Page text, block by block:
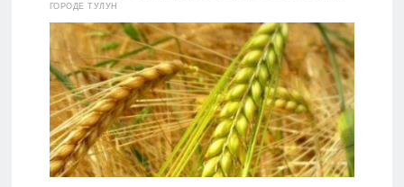
Дебетовые
карты
Кредитные
карты
ГОРОДЕ ТУЛУН